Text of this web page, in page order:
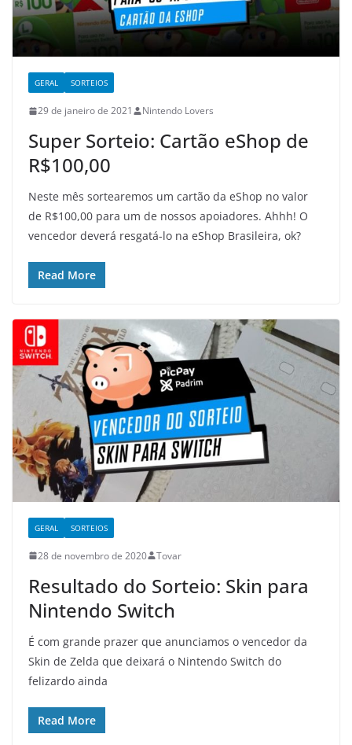
GERAL SORTEIOS
29 de janeiro de 2021 Nintendo Lovers
Super Sorteio: Cartão eShop de
R$100,00
Neste mês sortearemos um cartão da eShop no valor
de R$100,00 para um de nossos apoiadores. Ahhh! O
vencedor deverá resgatá-lo na eShop Brasileira, ok?
Read More
GERAL SORTEIOS
28 de novembro de 2020 Tovar
Resultado do Sorteio: Skin para
Nintendo Switch
É com grande prazer que anunciamos o vencedor da
Skin de Zelda que deixará o Nintendo Switch do
felizardo ainda
Read More